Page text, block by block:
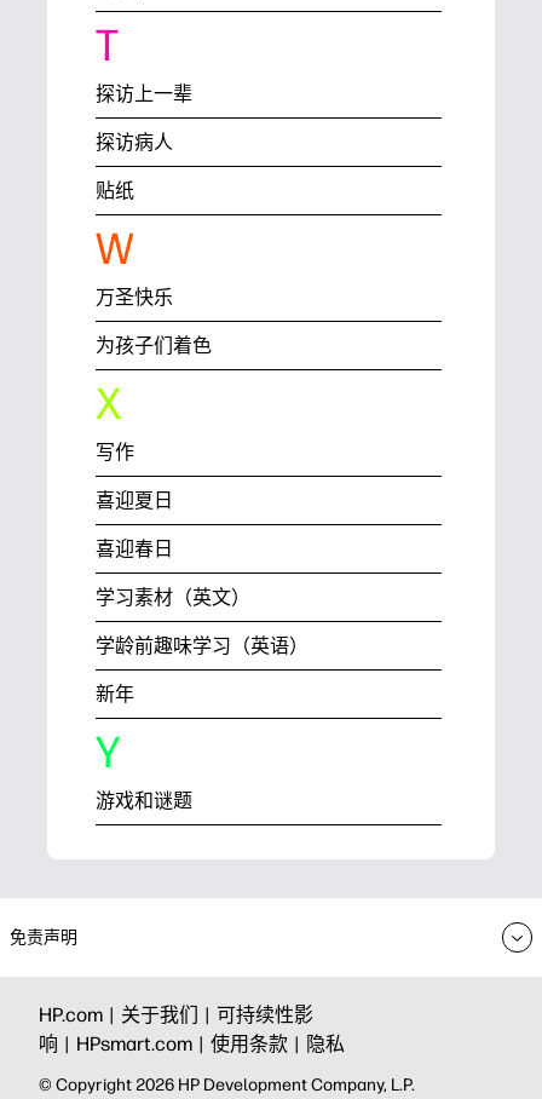
T
探访上一辈
探访病人
贴纸
W
万圣快乐
为孩子们着色
X
写作
喜迎夏日
喜迎春日
学习素材（英文）
学龄前趣味学习（英语）
新年
Y
游戏和谜题
免责声明
HP.com | 关于我们 | 可持续性影
响 | HPsmart.com | 使用条款 | 隐私
© Copyright 2026 HP Development Company, L.P.